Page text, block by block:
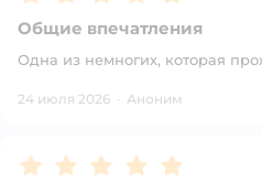
Общие впечатления
Одна из немногих, которая
24 июля 2026 · Аноним
Рейтинг:5